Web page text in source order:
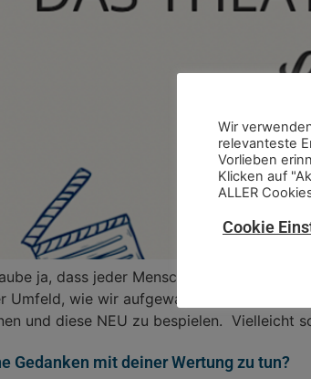
ja, dass jeder Mensch grundsätzlich
Umfeld, wie wir aufgewachsen sind, etc.
und diese NEU zu bespielen. Vielleicht
Gedanken mit deiner Wertung zu tun?
Wir
relevanteste
Vorlieben
Klicken auf
ALLER
Cookie